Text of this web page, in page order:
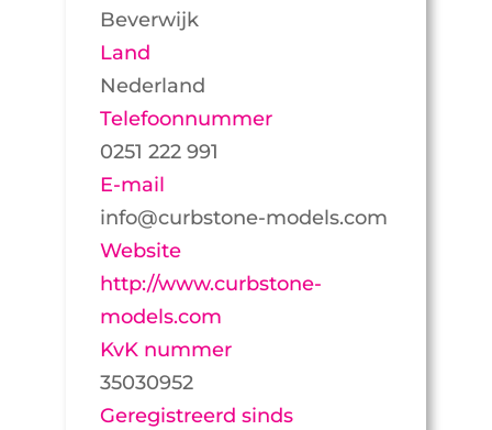
Beverwijk
Land
Nederland
Telefoonnummer
0251 222 991
E-mail
info@curbstone-models.com
Website
http://www.curbstone-
models.com
KvK nummer
35030952
Geregistreerd sinds